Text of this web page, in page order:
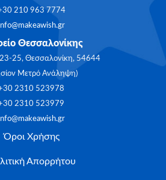
210 963 7774
Θεσσαλονίκης
23-25, Θεσσαλονίκη, 54644
Μετρό Ανάληψη)
2310 523978
2310 523979
Όροι Χρήσης
Απορρήτου